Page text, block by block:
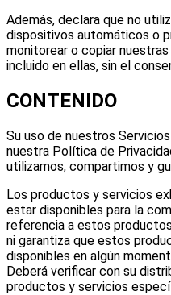
Además, declara que no
dispositivos automáticos o
monitorear o copiar
incluido en ellas, sin el
CONTENIDO
Su uso de nuestros
nuestra Política de
utilizamos, compartimos y
Los productos y servicios
estar disponibles para la
referencia a estos
ni garantiza que estos
disponibles en algún
Deberá verificar con su
productos y servicios